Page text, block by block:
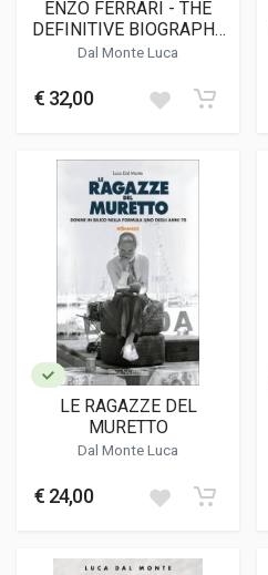
ENZO FERRARI - THE
DEFINITIVE BIOGRAPHY
OF AN ICON
Dal Monte Luca
€ 32,00
LE RAGAZZE DEL
MURETTO
Dal Monte Luca
€ 24,00